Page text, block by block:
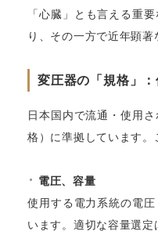
「心臓」とも言える重
り、その一方で近年顕
変圧器の「規格」
日本国内で流通・使用
格）に準拠しています。
電圧、容量
使用する電力系統の電
います。適切な容量選定